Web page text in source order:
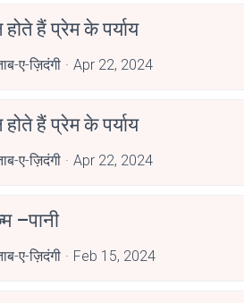
होते हैं प्रेम के पर्याय
ए-ज़िदंगी Apr 22, 2024
होते हैं प्रेम के पर्याय
ए-ज़िदंगी Apr 22, 2024
–पानी
ए-ज़िदंगी Feb 15, 2024